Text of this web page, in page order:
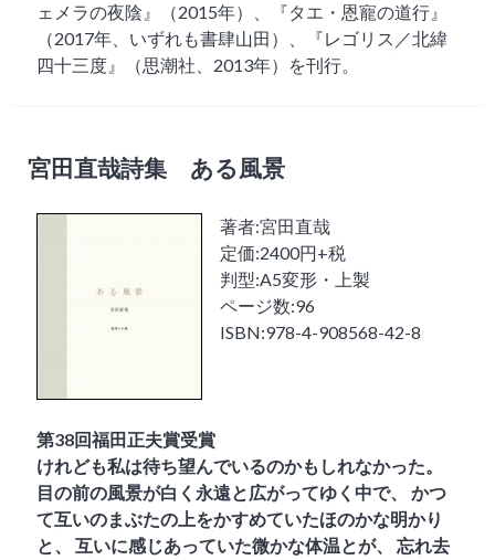
ェメラの夜陰』（2015年）、『タエ・恩寵の道行』
（2017年、いずれも書肆山田）、『レゴリス／北緯
四十三度』（思潮社、2013年）を刊行。
宮田直哉詩集 ある風景
著者:宮田直哉
定価:2400円+税
判型:A5変形・上製
ページ数:96
ISBN:978-4-908568-42-8
第38回福田正夫賞受賞
けれども私は待ち望んでいるのかもしれなかった。
目の前の風景が白く永遠と広がってゆく中で、
かつ
て互いのまぶたの上をかすめていたほのかな明かり
と、
互いに感じあっていた微かな体温とが、
忘れ去